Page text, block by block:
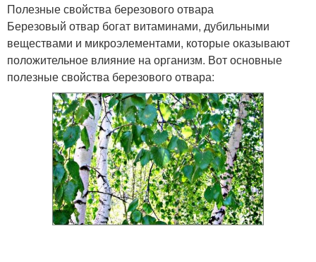
Полезные свойства березового отвара
Березовый отвар богат витаминами, дубильными
веществами и микроэлементами, которые оказывают
положительное влияние на организм. Вот основные
полезные свойства березового отвара: